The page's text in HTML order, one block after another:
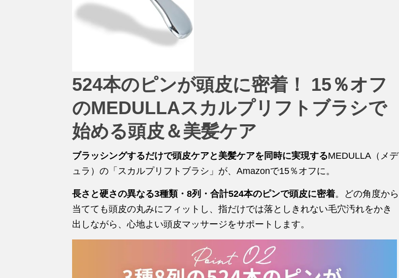
524本のピンが頭皮に密着！ 15％オフ
のMEDULLAスカルプリフトブラシで
始める頭皮＆美髪ケア
ブラッシングするだけで頭皮ケアと美髪ケアを同時に実現するMEDULLA（メデ
ュラ）の「スカルプリフトブラシ」が、Amazonで15％オフに。
長さと硬さの異なる3種類・8列・合計524本のピンで頭皮に密着。どの角度から
当てても頭皮の丸みにフィットし、指だけでは落としきれない毛穴汚れをかき
出しながら、心地よい頭皮マッサージをサポートします。